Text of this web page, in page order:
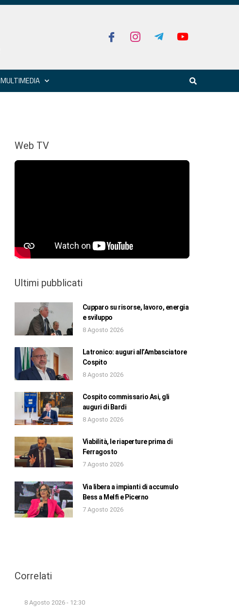
MULTIMEDIA
Web TV
Ultimi pubblicati
Cupparo su risorse, lavoro, energia
e sviluppo
8 Agosto 2026
Latronico: auguri all’Ambasciatore
Cospito
8 Agosto 2026
Cospito commissario Asi, gli
auguri di Bardi
8 Agosto 2026
Viabilità, le riaperture prima di
Ferragosto
7 Agosto 2026
Via libera a impianti di accumulo
Bess a Melfi e Picerno
7 Agosto 2026
Correlati
8 Agosto 2026 - 12:30